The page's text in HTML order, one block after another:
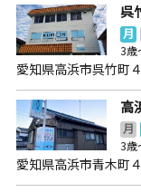
呉
月
3歳
愛知県高浜市呉竹町
高
月
3歳
愛知県高浜市青木町